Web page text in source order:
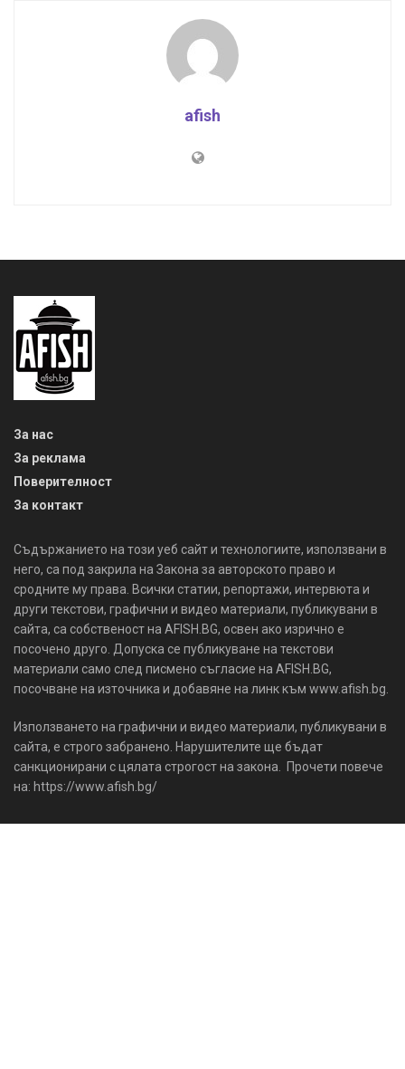
afish
За нас
За реклама
Поверителност
За контакт
Съдържанието на този уеб сайт и технологиите, използвани в
него, са под закрила на Закона за авторското право и
сродните му права. Всички статии, репортажи, интервюта и
други текстови, графични и видео материали, публикувани в
сайта, са собственост на AFISH.BG, освен ако изрично е
посочено друго. Допуска се публикуване на текстови
материали само след писмено съгласие на AFISH.BG,
посочване на източника и добавяне на линк към www.afish.bg.
Използването на графични и видео материали, публикувани в
сайта, е строго забранено. Нарушителите ще бъдат
санкционирани с цялата строгост на закона. Прочети повече
на: https://www.afish.bg/